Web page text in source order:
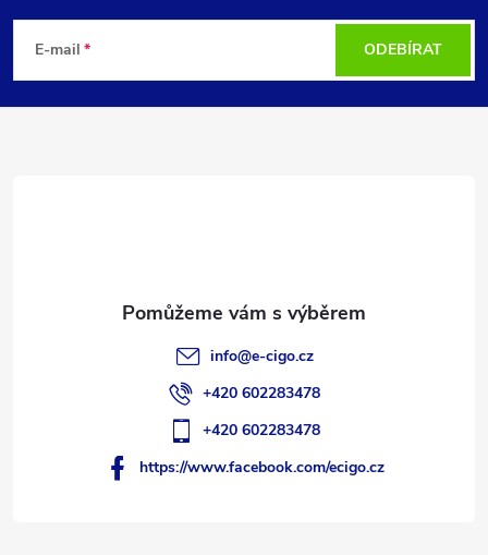
p
E-mail ODEBÍRAT
info@e-cigo.cz
+420 602283478
+420 602283478
https://www.facebook.com/ecigo.cz